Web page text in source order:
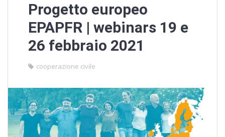
Progetto europeo
EPAPFR | webinars 19 e
26 febbraio 2021
cooperazione civile